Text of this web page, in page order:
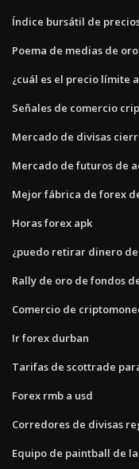
Índice bursátil de
Poema de medias de oro
¿cuál es el precio límite
Señales de comercio
Mercado de divisas
Mercado de futuros de
Mejor fábrica de forex
Horas forex apk
¿puedo retirar dinero
Rally de oro de fondos
Comercio de
Ir forex durban
Tarifas de scottrade
Forex rmb a usd
Corredores de divisas
Equipo de paintball de